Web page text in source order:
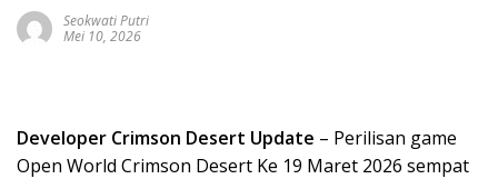
Seokwati Putri
Mei 10, 2026
Developer Crimson Desert Update – Perilisan game
Open World Crimson Desert Ke 19 Maret 2026 sempat